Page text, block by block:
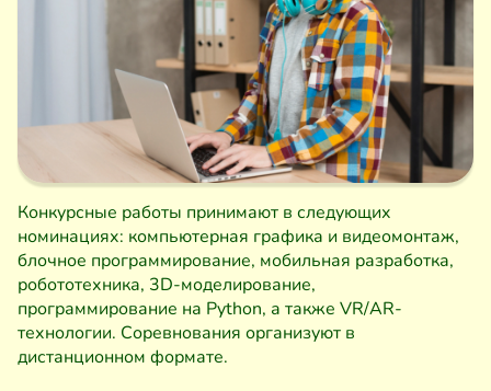
Конкурсные работы принимают в следующих
номинациях: компьютерная графика и видеомонтаж,
блочное программирование, мобильная разработка,
робототехника, 3D-моделирование,
программирование на Python, а также VR/AR-
технологии. Соревнования организуют в
дистанционном формате.